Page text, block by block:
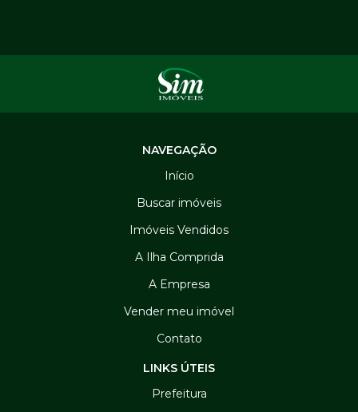
NAVEGAÇÃO
Início
Buscar imóveis
Imóveis Vendidos
A Ilha Comprida
A Empresa
Vender meu imóvel
Contato
LINKS ÚTEIS
Prefeitura